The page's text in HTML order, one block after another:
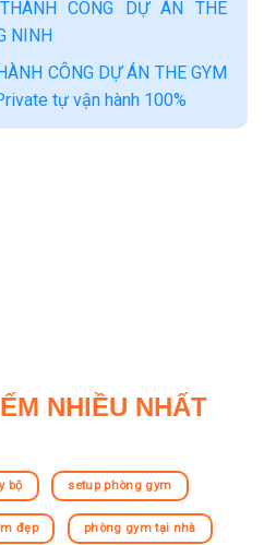
CÔNG DỰ ÁN THE
NINH
CÔNG DỰ ÁN THE GYM
tự vận hành 100%
NHIỀU NHẤT
bộ setup phòng gym
đẹp phòng gym tại nhà